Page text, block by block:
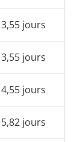
jours
jours
jours
jours